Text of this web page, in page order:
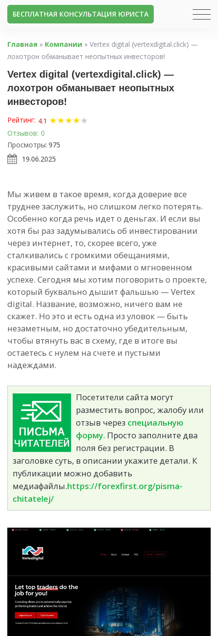
БЕСПЛАТНАЯ КОНСУЛЬТАЦИЯ ЮРИСТА
Главная » Компании » Vertex digital (vertexdigital.click) —
лохотрон обманывает неопытных инвесторов!
Vertex digital (vertexdigital.click) —
лохотрон обманывает неопытных
инвесторов!
Рейтинг: 4.1 ★★★★★
Отзывов: 0
Просмотры: 975
19.06.2025
Мы живем в такое время, когда доверие все
труднее заслужить, но слишком легко потерять.
Особенно когда речь идет о деньгах. И если вы
хотя бы раз задумывались об инвестировании
через интернет, то, скорее всего, уже
сталкивались с громкими обещаниями,
красивыми сайтами и мифами о мгновенном
успехе. Сегодня мы хотим поговорить о проекте,
который буквально дышит фальшью — Vertex
digital. Название, возможно, ничего вам не
скажет. Но это и есть одна из уловок — быть
незаметным, но достаточно убедительным,
чтобы втянуть вас в схему, где в итоге вы
остаетесь с нулем на счете и пустыми
надеждами.
Посетители сайта могут
разместить вопрос, жалобу или
отзыв через специальную
форму. Просто заполните два
поля без регистрации. В
заголовке суть, в описании укажите детали. К
публикации можно добавить
медиафайлы.https://forexfirst.org/pisma-
chitatelej/